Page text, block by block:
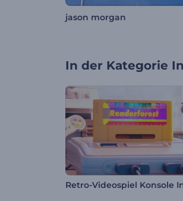
jason morgan
In der Kategorie
Retro-Videospiel Konsole